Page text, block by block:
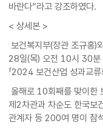
바란다”라고 강조하였다.
< 상세본 >
보건복지부(장관 조규홍)
28일(목) 오전 10시 30분
「2024 보건산업 성과교
올해로 10회째를 맞이한
제2차관과 차순도 한국보
관계자 등 200여 명이 참